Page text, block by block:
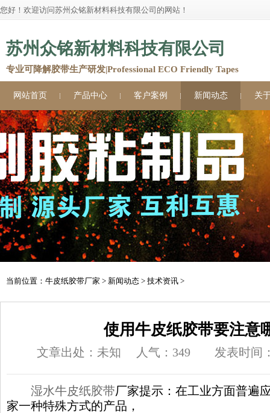
您好！欢迎访问苏州众铭新材料科技有限公司的网站！
苏州众铭新材料科技有限公司
专业可降解胶带生产研发|Professional ECO Friendly Tapes
网站首页 产品中心 客户案例 新闻动态 关
当前位置： 牛皮纸胶带厂家 > 新闻动态 > 技术资讯 >
使用牛皮纸胶带要注意
文章出处：未知 人气： 349 发表时间
湿水牛皮纸胶带厂家提示：在工业方面普遍
家一种特殊方式的产品，